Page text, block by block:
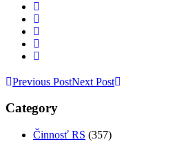
Previous PostNext Post
Category
Činnosť RS (357)